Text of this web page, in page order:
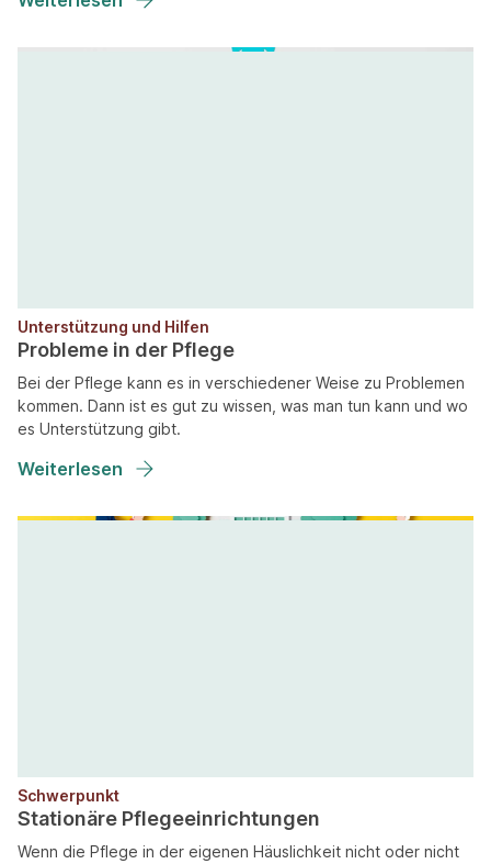
Unterstützung und Hilfen
Probleme in der Pflege
Bei der Pflege kann es in verschiedener Weise zu Problemen
kommen. Dann ist es gut zu wissen, was man tun kann und wo
es Unterstützung gibt.
Weiterlesen
Schwerpunkt
Stationäre Pflegeeinrichtungen
Wenn die Pflege in der eigenen Häuslichkeit nicht oder nicht